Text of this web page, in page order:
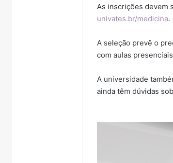
As inscrições devem
univates.br/medicina.
A seleção prevê o
com aulas
A universidade
ainda têm dúvidas